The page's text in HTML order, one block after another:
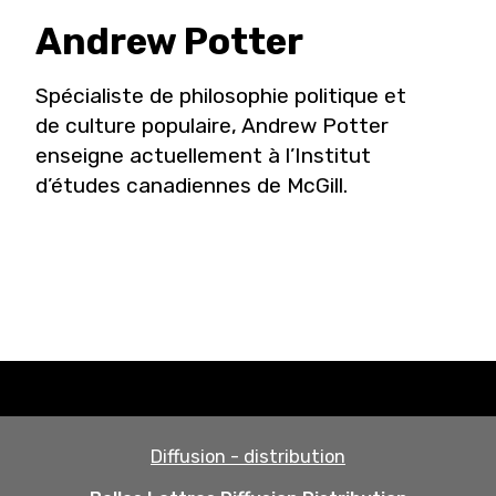
Andrew Potter
Spécialiste de philosophie politique et
de culture populaire, Andrew Potter
enseigne actuellement à l’Institut
d’études canadiennes de McGill.
Diffusion - distribution